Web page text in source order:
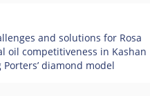
and solutions for Rosa
oil competitiveness in Kashan
diamond model